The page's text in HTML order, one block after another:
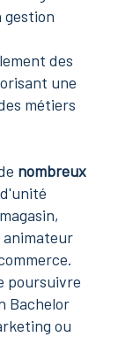
gestion
des
une
métiers
nombreux
animateur
poursuivre
Bachelor
ou